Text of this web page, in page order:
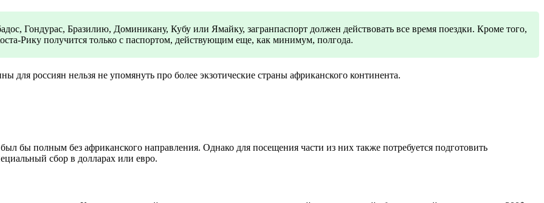
Гондурас, Бразилию, Доминикану, Кубу или Ямайку, загранпаспорт должен действовать все время поездки. Кроме того,
Рику получится только с паспортом, действующим еще, как минимум, полгода.
для россиян нельзя не упомянуть про более экзотические страны африканского континента.
бы полным без африканского направления. Однако для посещения части из них также потребуется подготовить
сбор в долларах или евро.